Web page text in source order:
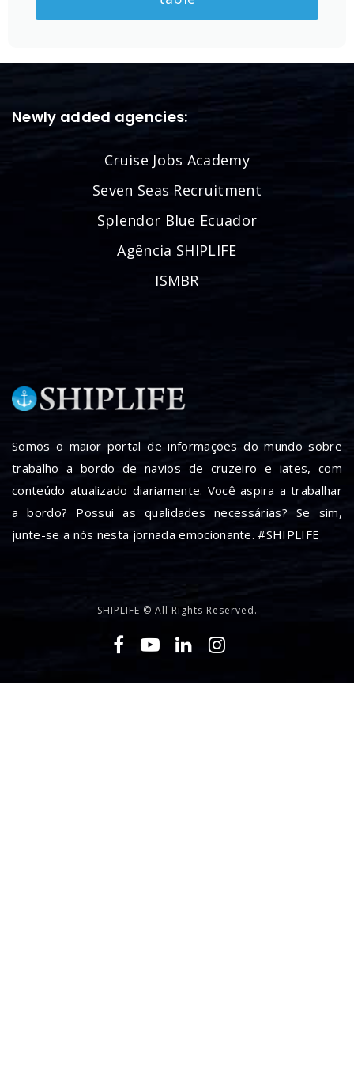
Newly added agencies:
Cruise Jobs Academy
Seven Seas Recruitment
Splendor Blue Ecuador
Agência SHIPLIFE
ISMBR
Somos o maior portal de informações do mundo sobre
trabalho a bordo de navios de cruzeiro e iates, com
conteúdo atualizado diariamente. Você aspira a trabalhar
a bordo? Possui as qualidades necessárias? Se sim,
junte-se a nós nesta jornada emocionante. #SHIPLIFE
SHIPLIFE © All Rights Reserved.